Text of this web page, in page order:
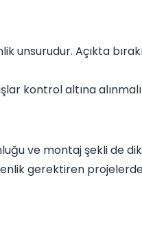
unsurudur. Açıkta
kontrol altına
ve montaj şekli de
gerektiren